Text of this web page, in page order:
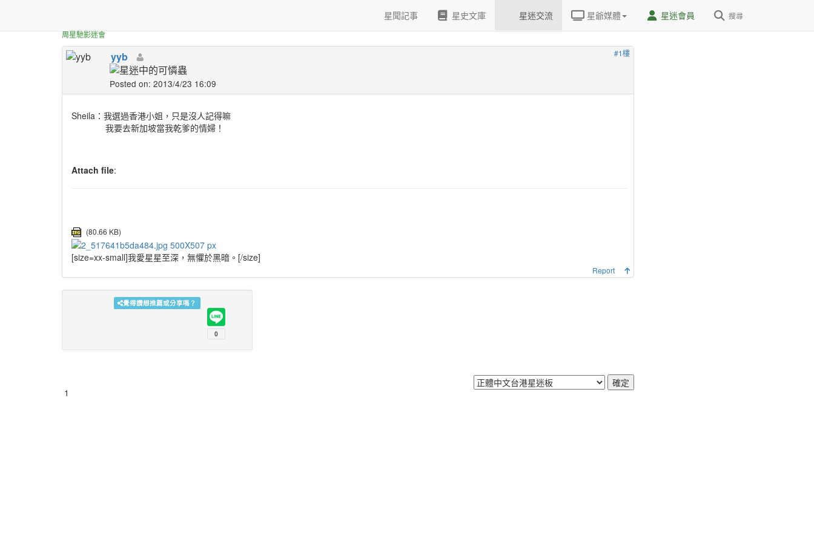
周星馳影迷會
星聞記事 星史文庫 星迷交流 星爺媒體 星迷會員 搜尋
#1樓
yyb
Posted on: 2013/4/23 16:09
Sheila：我選過香港小姐，只是沒人記得嘛
我要去新加坡當我乾爹的情婦！
Attach file:
(80.66 KB)
[size=xx-small]我愛星星至深，無懼於黑暗。 [/size]
Report
覺得讚想推薦或分享嗎？
1